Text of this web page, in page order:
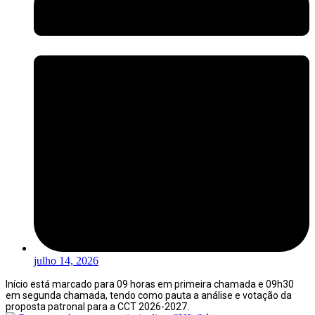
julho 14, 2026
Início está marcado para 09 horas em primeira chamada e 09h30
em segunda chamada, tendo como pauta a análise e votação da
proposta patronal para a CCT 2026-2027.